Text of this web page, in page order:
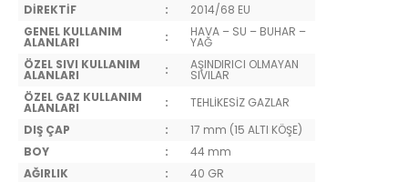
DİREKTİF
:
2014/68 EU
GENEL KULLANIM
ALANLARI : HAVA – SU – BUHAR –
YAĞ
ÖZEL SIVI KULLANIM
ALANLARI : AŞINDIRICI OLMAYAN
SIVILAR
ÖZEL GAZ KULLANIM
ALANLARI :
TEHLİKESİZ GAZLAR
DIŞ ÇAP
:
17 mm (15 ALTI KÖŞE)
BOY
:
44 mm
AĞIRLIK
: 40 GR